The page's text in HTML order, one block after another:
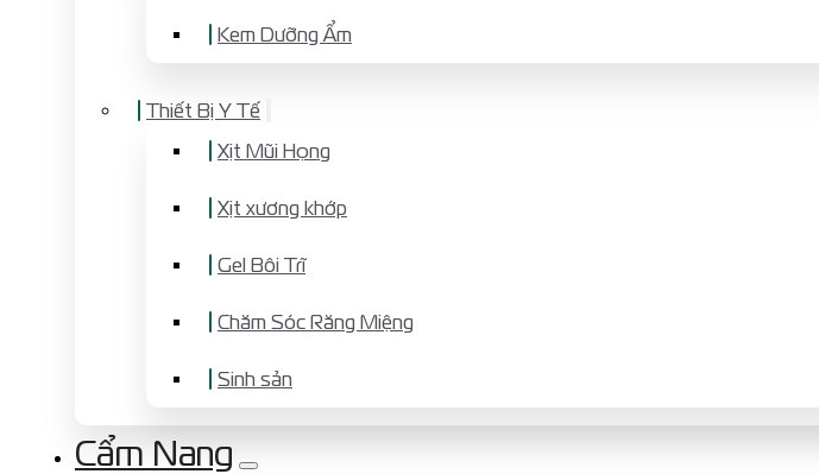
Kem Dưỡng Ẩm
Thiết Bị Y Tế
Xịt Mũi Họng
Xịt xương khớp
Gel Bôi Trĩ
Chăm Sóc Răng Miệng
Sinh sản
Cẩm Nang